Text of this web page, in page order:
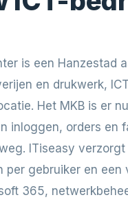
is een Hanzestad
en drukwerk,
Het MKB is er
inloggen, orders en
ITiseasy
per gebruiker en
365,